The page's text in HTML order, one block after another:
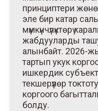
принциптери
эле бир катар
мүмкүнчүлүктөрү
жабдууларды
алынбайт. 2026-
тартып укук
ишкердик
текшерүүлөр
коргоого
болду.